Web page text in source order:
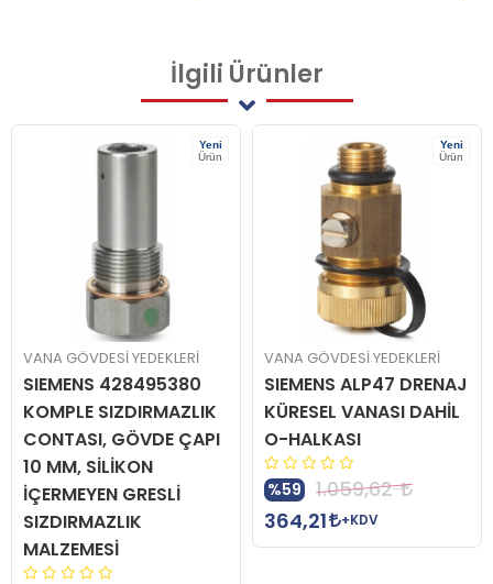
İlgili Ürünler
Yeni
Ürün
VANA GÖVDESİ YEDEKLERİ
SIEMENS 428495380
KOMPLE SIZDIRMAZLIK
CONTASI, GÖVDE ÇAPI
10 MM, SİLİKON
İÇERMEYEN GRESLİ
SIZDIRMAZLIK
MALZEMESİ
Yeni
Ürün
VANA GÖVDESİ YEDEKLERİ
SIEMENS ALP47 DRENAJ
KÜRESEL VANASI DAHİL
O-HALKASI
%59
1.059,62
364,21
+KDV